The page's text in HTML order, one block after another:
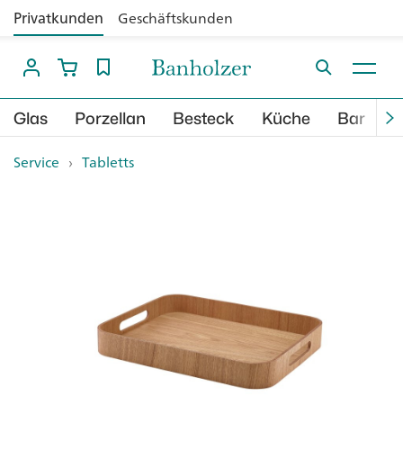
Privatkunden Geschäftskunden
Glas Porzellan Besteck Küche Bar
Service › Tabletts